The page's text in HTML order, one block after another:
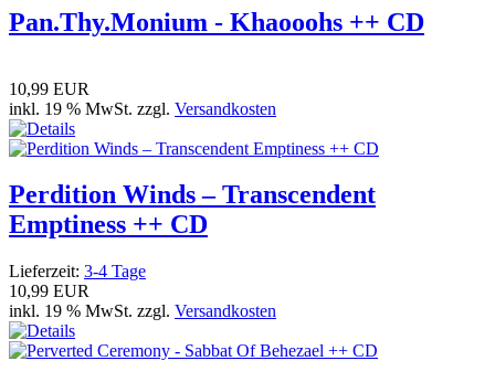
Pan.Thy.Monium - Khaooohs ++ CD
10,99 EUR
inkl. 19 % MwSt. zzgl. Versandkosten
Perdition Winds – Transcendent
Emptiness ++ CD
Lieferzeit: 3-4 Tage
10,99 EUR
inkl. 19 % MwSt. zzgl. Versandkosten